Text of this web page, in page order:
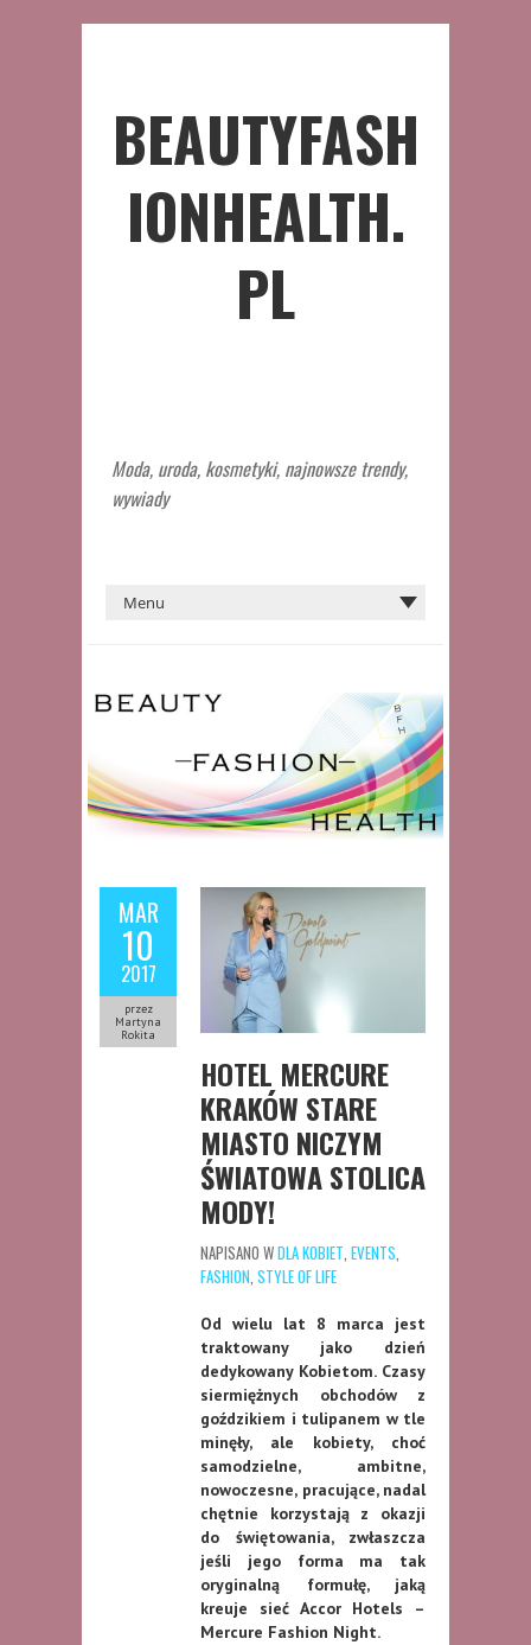
BEAUTYFASH
IONHEALTH.
PL
Moda, uroda, kosmetyki, najnowsze trendy,
wywiady
MAR
10
2017
przez
Martyna
Rokita
HOTEL MERCURE
KRAKÓW STARE
MIASTO NICZYM
ŚWIATOWA STOLICA
MODY!
NAPISANO WDLA KOBIET, EVENTS,
FASHION, STYLE OF LIFE
Od wielu lat 8 marca jest
traktowany jako dzień
dedykowany Kobietom. Czasy
siermiężnych obchodów z
goździkiem i tulipanem w tle
minęły, ale kobiety, choć
samodzielne, ambitne,
nowoczesne, pracujące, nadal
chętnie korzystają z okazji
do świętowania, zwłaszcza
jeśli jego forma ma tak
oryginalną formułę, jaką
kreuje sieć Accor Hotels –
Mercure Fashion Night.